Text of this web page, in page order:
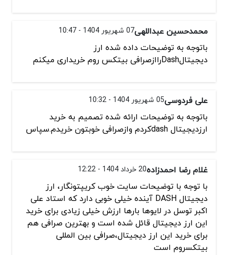
محمدحسین عبداللهی07 شهریور 1404 - 10:47
باتوجه به توضیحات داده شده ارز
دیجیتالDashراازصرافی بیتکس روم خریداری میکنم
علی فردوسی05 شهریور 1404 - 10:32
باتوجه به توضیحات ارائه شده تصمیم به خرید
ارزدیجیتال dashکردم وازصرافی خوبتون خریدم.سپاس
غلام رضا احمدزاده20 خرداد 1404 - 12:22
با توجه با توضیحات سایت خوب کریپتونگار، ارز
دیجیتال DASH آینده خیلی خوبی دارد که استاد علی
اکبر توسل در لایوها بارها ارزش خیلی زیادی برای خرید
این ارز دیجیتال قائل شده است و بهترین صرافی هم
برای خرید این ارز دیجیتال،صرافی بین المللی
بیتکسروم است